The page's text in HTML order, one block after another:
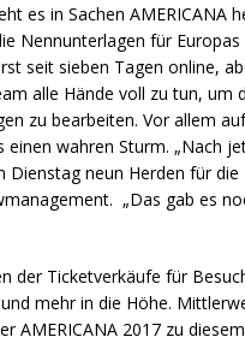
es in Sachen AMERICANA
Nennunterlagen für Europas
seit sieben Tagen online,
alle Hände voll zu tun, um
zu bearbeiten. Vor allem
einen wahren Sturm. „Nach
Dienstag neun Herden für die
„Das gab es
der Ticketverkäufe für
mehr in die Höhe.
AMERICANA 2017 zu